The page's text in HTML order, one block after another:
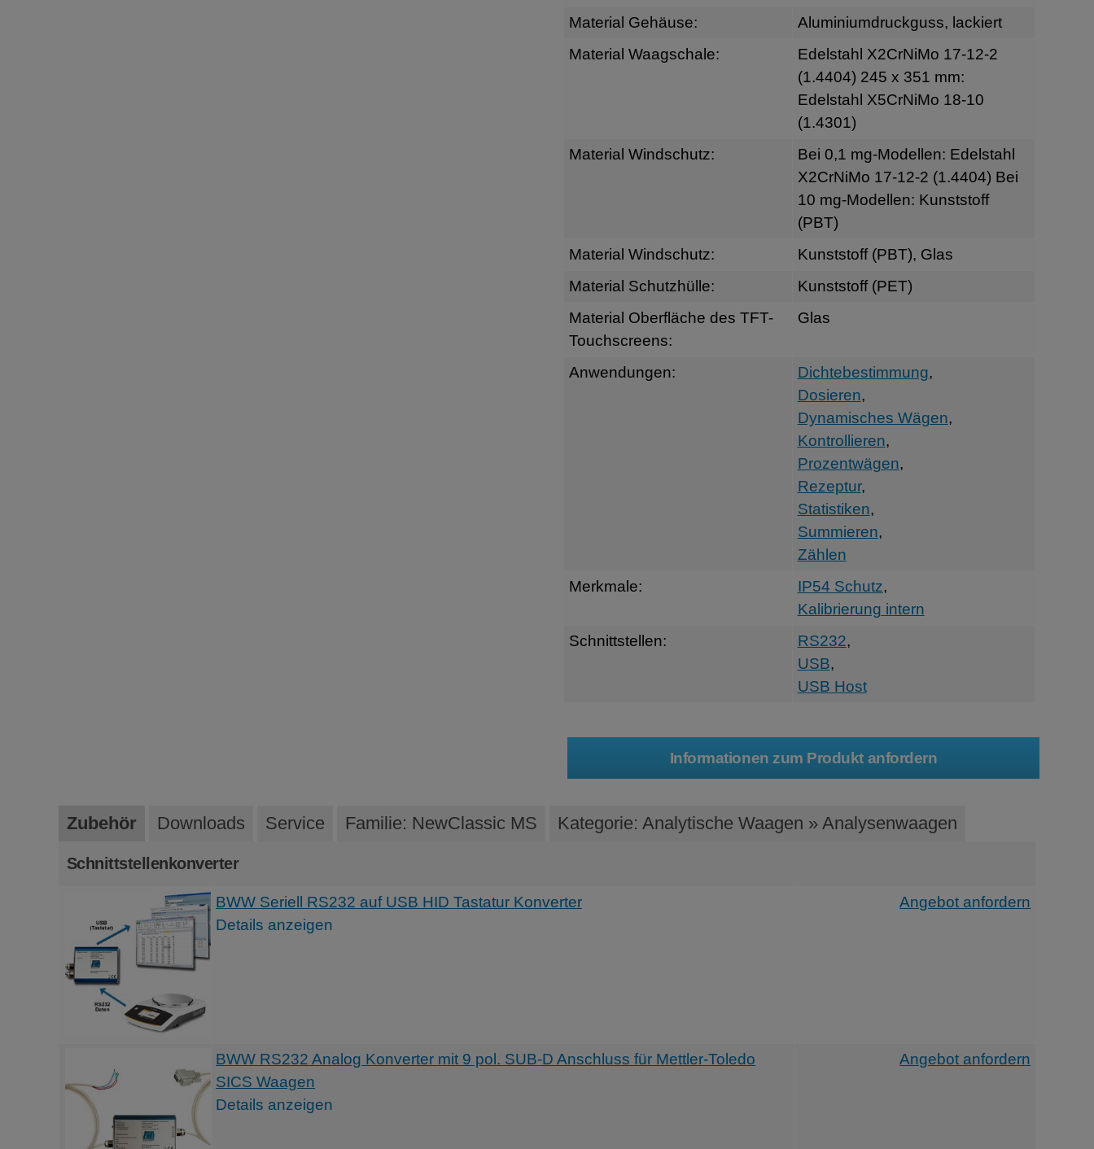
Material Gehäuse:
Aluminiumdruckguss, lackiert
Material Waagschale:
Edelstahl X2CrNiMo 17-12-2
(1.4404) 245 x 351 mm:
Edelstahl X5CrNiMo 18-10
(1.4301)
Material Windschutz:
Bei 0,1 mg-Modellen: Edelstahl
X2CrNiMo 17-12-2 (1.4404) Bei
10 mg-Modellen: Kunststoff
(PBT)
Material Windschutz:
Kunststoff (PBT), Glas
Material Schutzhülle:
Kunststoff (PET)
Material Oberfläche des TFT-
Touchscreens:
Glas
Anwendungen: Dichtebestimmung,
Dosieren,
Dynamisches Wägen,
Kontrollieren,
Prozentwägen,
Rezeptur,
Statistiken,
Summieren,
Zählen
Merkmale:
IP54 Schutz,
Kalibrierung intern
Schnittstellen:
RS232,
USB,
USB Host
Zubehör Downloads Service Familie: NewClassic MS Kategorie: Analytische Waagen » Analysenwaagen
Schnittstellenkonverter
BWW Seriell RS232 auf USB HID Tastatur Konverter
Details anzeigen
Angebot anfordern
BWW RS232 Analog Konverter mit 9 pol. SUB-D Anschluss für Mettler-Toledo
SICS Waagen
Details anzeigen
Angebot anfordern